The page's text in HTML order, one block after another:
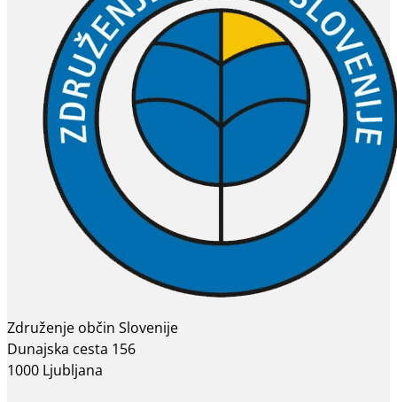
Združenje občin Slovenije
Dunajska cesta 156
1000 Ljubljana